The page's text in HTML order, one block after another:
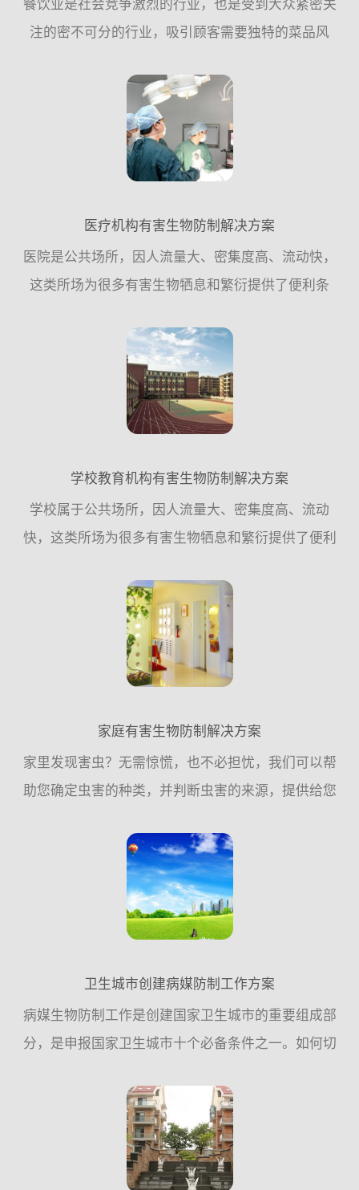
餐饮业是社会竞争激烈的行业，也是受到大众紧密关
注的密不可分的行业，吸引顾客需要独特的菜品风
往可能只需要一粒小小的“老鼠屎”。餐饮业与食品密
不可分的关系，...
医疗机构有害生物防制解决方案
医院是公共场所，因人流量大、密集度高、流动快，
这类所场为很多有害生物牺息和繁衍提供了便利条
循从源头控制的原则，更多的需要从日常工作中采取
预防措施，尽量少用...
学校教育机构有害生物防制解决方案
学校属于公共场所，因人流量大、密集度高、流动
快，这类所场为很多有害生物牺息和繁衍提供了便利
应该遵循从源头控制的原则，更多的需要从日常工作
中采取预防措施，尽...
家庭有害生物防制解决方案
家里发现害虫？无需惊慌，也不必担忧，我们可以帮
助您确定虫害的种类，并判断虫害的来源，提供给您
害，交给我们！一、常见的家庭虫害：老鼠、蟑螂、
苍蝇、蚊子是常见...
卫生城市创建病媒防制工作方案
病媒生物防制工作是创建国家卫生城市的重要组成部
分，是申报国家卫生城市十个必备条件之一。如何切
到国家卫生城市标准，具体工作参考指引：一、指导
思想 ：...